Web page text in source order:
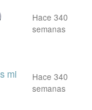
Hace 340
semanas
mi
Hace 340
semanas